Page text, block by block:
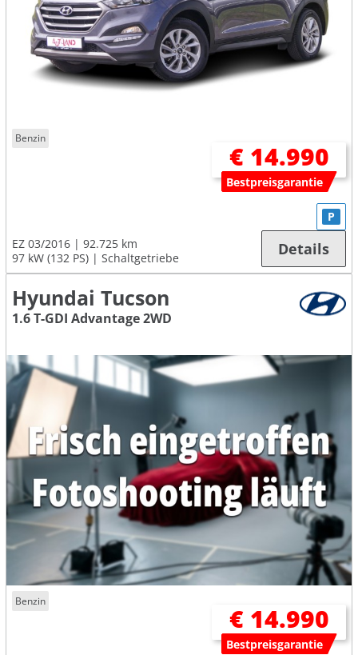
Benzin
€ 14.990
Bestpreisgarantie
EZ 03/2016
92.725 km
97 kW (132 PS)
Schaltgetriebe
P
Details
Hyundai Tucson
1.6 T-GDI Advantage 2WD
Benzin
€ 14.990
Bestpreisgarantie